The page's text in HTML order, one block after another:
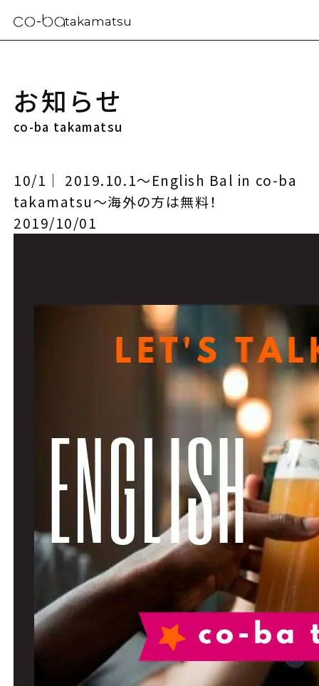
takamatsu
お知らせ
co-ba takamatsu
10/1｜ 2019.10.1～English Bal in co-ba
takamatsu～海外の方は無料！
2019/10/01